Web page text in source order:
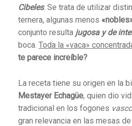
Cibeles. Se trata de utilizar
ternera, algunas menos
conjunto resulta jugosa y de
boca. Toda la «vaca»
te parece increíble?
La receta tiene su origen en la
Mestayer Echagüe, quien dio
tradicional en los fogones
gran relevancia en las mesas de